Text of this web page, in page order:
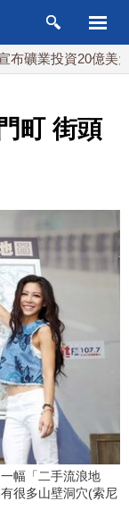
資20億美元
町 街頭
幅「二手流浪地
很多山壁洞穴(索尼